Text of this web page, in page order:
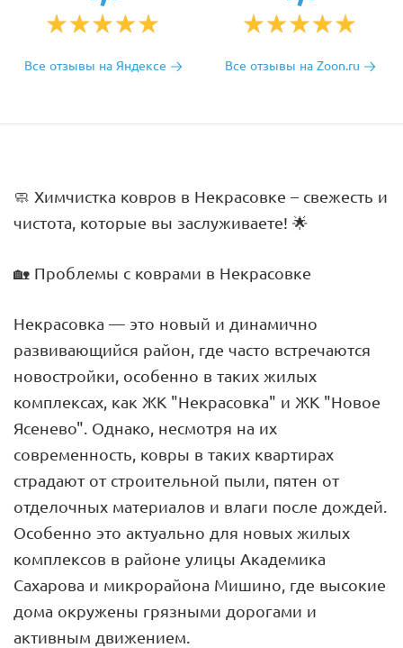
Все отзывы на Яндексе Все отзывы на Zoon.ru
🧼 Химчистка ковров в Некрасовке – свежесть и
чистота, которые вы заслуживаете! 🌟
🏡 Проблемы с коврами в Некрасовке
Некрасовка — это новый и динамично
развивающийся район, где часто встречаются
новостройки, особенно в таких жилых
комплексах, как ЖК "Некрасовка" и ЖК "Новое
Ясенево". Однако, несмотря на их
современность, ковры в таких квартирах
страдают от строительной пыли, пятен от
отделочных материалов и влаги после дождей.
Особенно это актуально для новых жилых
комплексов в районе улицы Академика
Сахарова и микрорайона Мишино, где высокие
дома окружены грязными дорогами и
активным движением.